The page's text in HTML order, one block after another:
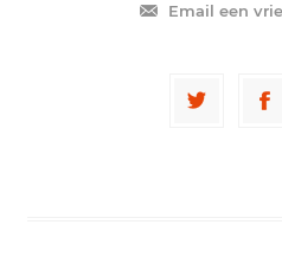
Email een